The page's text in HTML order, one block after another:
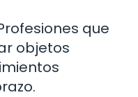
que
objetos